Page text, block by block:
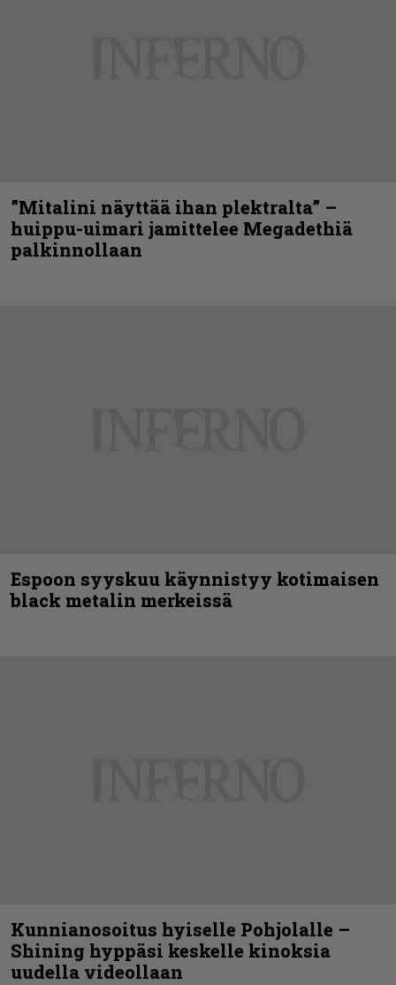
”Mitalini näyttää ihan plektralta” –
huippu-uimari jamittelee Megadethiä
palkinnollaan
Espoon syyskuu käynnistyy kotimaisen
black metalin merkeissä
Kunnianosoitus hyiselle Pohjolalle –
Shining hyppäsi keskelle kinoksia
uudella videollaan